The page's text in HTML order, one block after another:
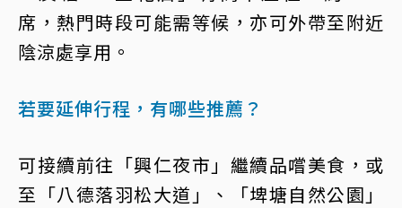
席，熱門時段可能需等候，亦可外帶至附近
陰涼處享用。
若要延伸行程，有哪些推薦？
可接續前往「興仁夜市」繼續品嚐美食，或
至「八德落羽松大道」、「埤塘自然公園」